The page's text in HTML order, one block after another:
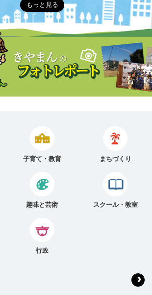
もっと見る
子育て・教育 まちづくり
趣味と芸術 スクール・教室
行政